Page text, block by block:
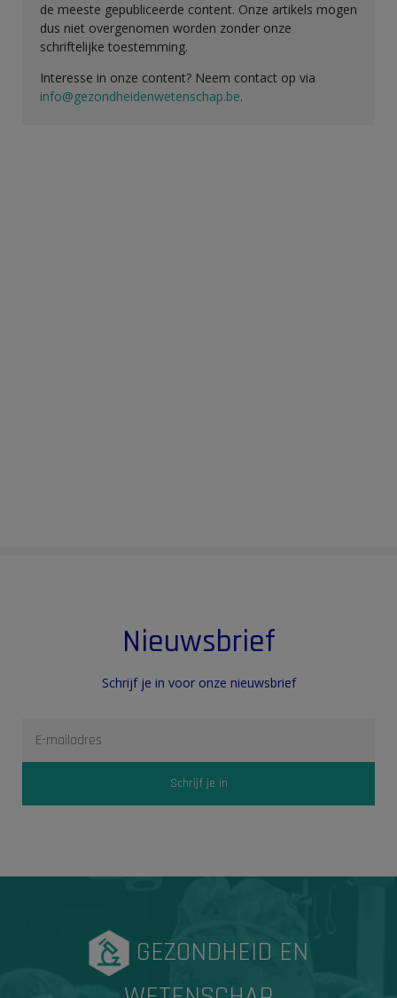
de meeste gepubliceerde content. Onze artikels mogen
dus niet overgenomen worden zonder onze
schriftelijke toestemming.
Interesse in onze content? Neem contact op via
info@gezondheidenwetenschap.be.
Nieuwsbrief
Schrijf je in voor onze nieuwsbrief
GEZONDHEID EN